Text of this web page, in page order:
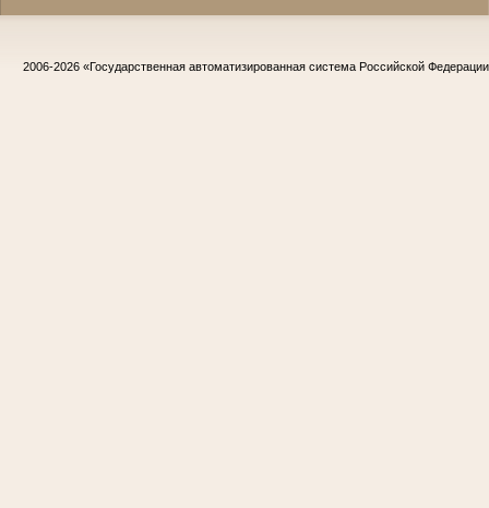
2006-2026 «Государственная автоматизированная система Российской